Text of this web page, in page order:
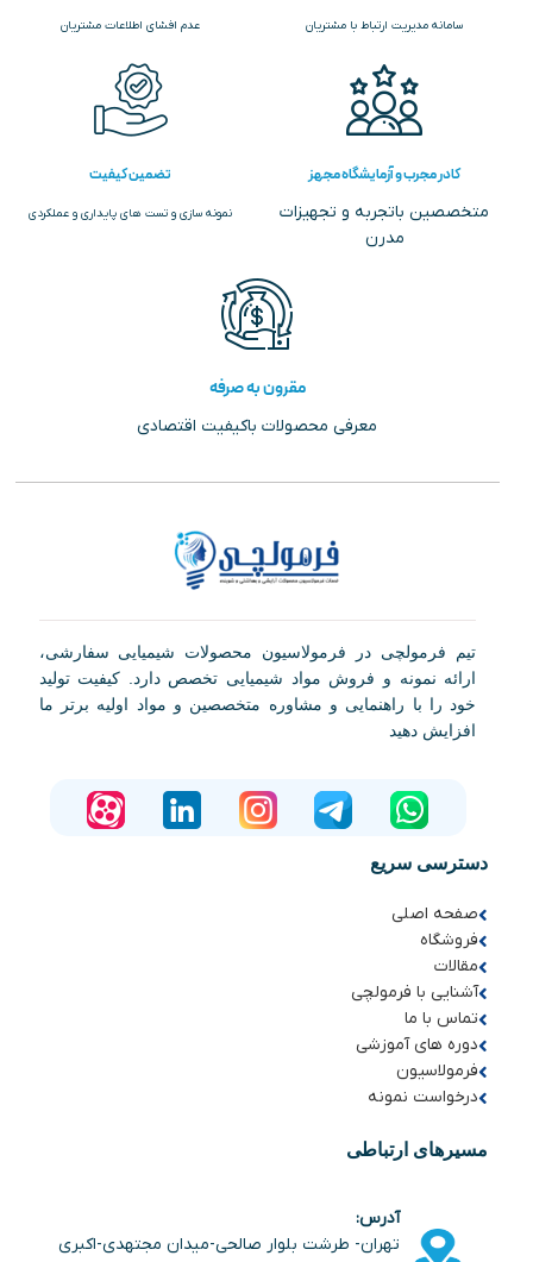
سامانه مدیریت ارتباط با مشتریان عدم افشای اطلاعات مشتریان
کادر مجرب و آزمایشگاه مجهز
متخصصین باتجربه و تجهیزات
مدرن
تضمین کیفیت
نمونه سازی و تست های پایداری و عملکردی
مقرون به صرفه
معرفی محصولات باکیفیت اقتصادی
تیم فرمولچی در فرمولاسیون محصولات شیمیایی سفارشی،
ارائه نمونه و فروش مواد شیمیایی تخصص دارد. کیفیت تولید
خود را با راهنمایی و مشاوره متخصصین و مواد اولیه برتر ما
افزایش دهید
دسترسی سریع
صفحه اصلی
فروشگاه
مقالات
آشنایی با فرمولچی
تماس با ما
دوره های آموزشی
فرمولاسیون
درخواست نمونه
مسیرهای ارتباطی
آدرس:
تهران- طرشت بلوار صالحی-میدان مجتهدی-اکبری